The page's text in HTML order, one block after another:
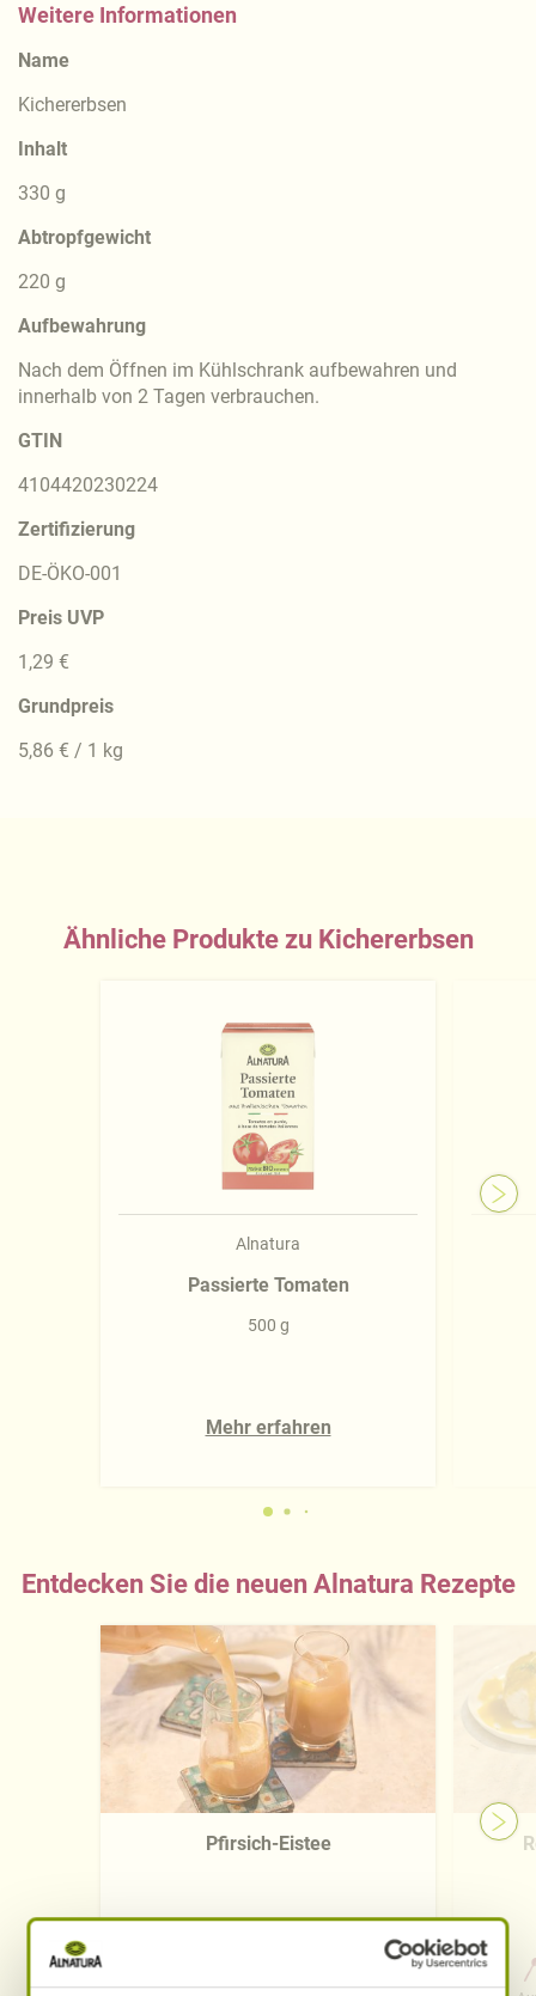
Weitere Informationen
Name
Kichererbsen
Inhalt
330 g
Abtropfgewicht
220 g
Aufbewahrung
Nach dem Öffnen im Kühlschrank aufbewahren und
innerhalb von 2 Tagen verbrauchen.
GTIN
4104420230224
Zertifizierung
DE-ÖKO-001
Preis UVP
1,29 €
Grundpreis
5,86 € / 1 kg
Ähnliche Produkte zu Kichererbsen
Alnatura
Passierte Tomaten
500 g
Mehr erfahren
Entdecken Sie die neuen Alnatura Rezepte
Pfirsich-Eistee
0 Std. 15 Min.